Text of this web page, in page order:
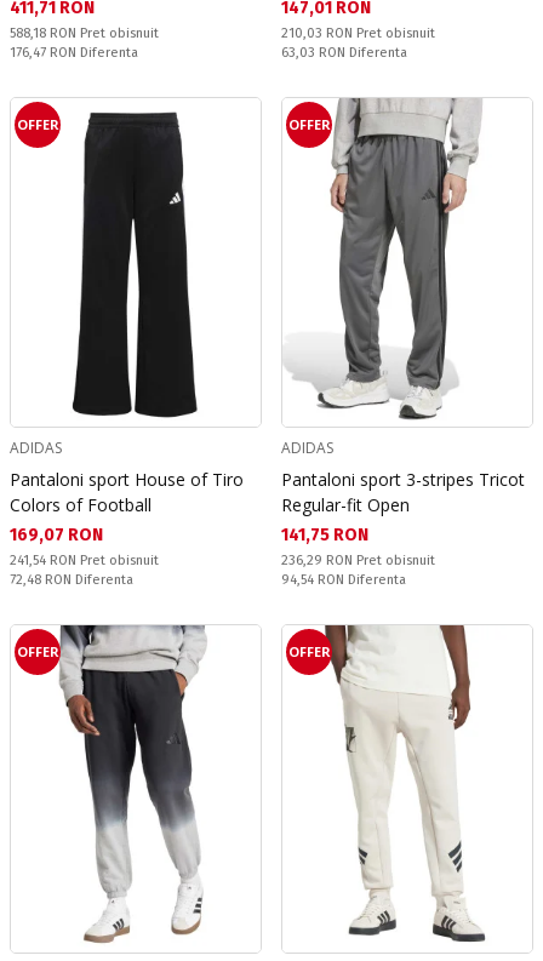
Текуща цена:
411,71 RON
Pret obisnuit:
588,18 RON Pret obisnuit
Спестявате:
176,47 RON Diferenta
Текуща цена:
147,01 RON
Pret obisnuit:
210,03 RON Pret obisnuit
Спестявате:
63,03 RON Diferenta
OFFER
ADIDAS
Pantaloni sport House of Tiro
Colors of Football
Текуща цена:
169,07 RON
Pret obisnuit:
241,54 RON Pret obisnuit
Спестявате:
72,48 RON Diferenta
OFFER
ADIDAS
Pantaloni sport 3-stripes Tricot
Regular-fit Open
Текуща цена:
141,75 RON
Pret obisnuit:
236,29 RON Pret obisnuit
Спестявате:
94,54 RON Diferenta
OFFER OFFER